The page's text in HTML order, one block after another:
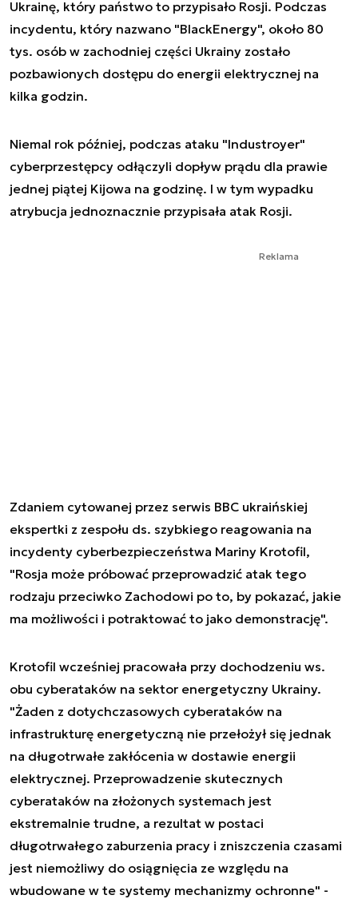
Ukrainę, który państwo to przypisało Rosji. Podczas
incydentu, który nazwano "BlackEnergy", około 80
tys. osób w zachodniej części Ukrainy zostało
pozbawionych dostępu do energii elektrycznej na
kilka godzin.
Niemal rok później, podczas ataku "Industroyer"
cyberprzestępcy odłączyli dopływ prądu dla prawie
jednej piątej Kijowa na godzinę. I w tym wypadku
atrybucja jednoznacznie przypisała atak Rosji.
Reklama
Zdaniem cytowanej przez serwis BBC ukraińskiej
ekspertki z zespołu ds. szybkiego reagowania na
incydenty cyberbezpieczeństwa Mariny Krotofil,
"Rosja może próbować przeprowadzić atak tego
rodzaju przeciwko Zachodowi po to, by pokazać, jakie
ma możliwości i potraktować to jako demonstrację".
Krotofil wcześniej pracowała przy dochodzeniu ws.
obu cyberataków na sektor energetyczny Ukrainy.
"Żaden z dotychczasowych cyberataków na
infrastrukturę energetyczną nie przełożył się jednak
na długotrwałe zakłócenia w dostawie energii
elektrycznej. Przeprowadzenie skutecznych
cyberataków na złożonych systemach jest
ekstremalnie trudne, a rezultat w postaci
długotrwałego zaburzenia pracy i zniszczenia czasami
jest niemożliwy do osiągnięcia ze względu na
wbudowane w te systemy mechanizmy ochronne" -